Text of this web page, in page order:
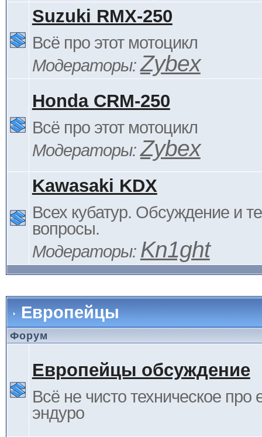
Suzuki RMX-250
Всё про этот мотоцикл
Модераторы:Zybex
Honda CRM-250
Всё про этот мотоцикл
Модераторы:Zybex
Kawasaki KDX
Всех кубатур. Обсуждение и
вопросы.
Модераторы: Kn1ght
Европейцы
Форум
Европейцы обсуждение
Всё не чисто техническое про
эндуро